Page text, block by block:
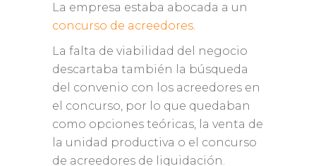
La empresa estaba abocada a un
concurso de acreedores.
La falta de viabilidad del negocio
descartaba también la búsqueda
del convenio con los acreedores en
el concurso, por lo que quedaban
como opciones teóricas, la venta de
la unidad productiva o el concurso
de acreedores de liquidación.